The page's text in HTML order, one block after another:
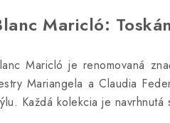
Maricló:
Maricló je renomovaná
Mariangela a Claudia
Každá kolekcia je